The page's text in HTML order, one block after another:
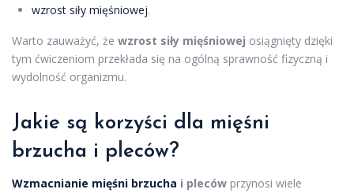
wzrost siły mięśniowej.
Warto zauważyć, że wzrost siły mięśniowej osiągnięty dzięki
tym ćwiczeniom przekłada się na ogólną sprawność fizyczną i
wydolność organizmu.
Jakie są korzyści dla mięśni
brzucha i pleców?
Wzmacnianie mięśni brzucha i pleców przynosi wiele